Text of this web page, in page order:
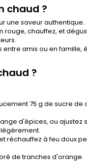
chaud ?
une saveur authentique.
rouge, chauffez, et
entre amis ou en
?
75 g de sucre de
d'épices, ou ajustez
à feu doux
de tranches d'orange.